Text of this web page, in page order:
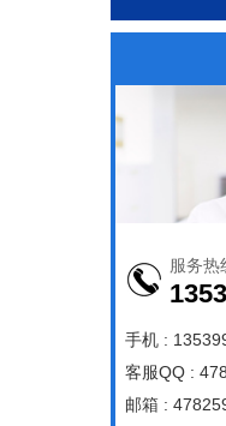
服务热
手机 :
客服QQ :
邮箱 :